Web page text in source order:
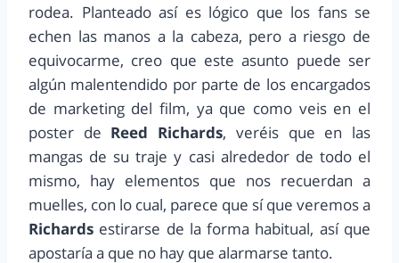
rodea. Planteado así es lógico que los fans se
echen las manos a la cabeza, pero a riesgo de
equivocarme, creo que este asunto puede ser
algún malentendido por parte de los encargados
de marketing del film, ya que como veis en el
poster de Reed Richards, veréis que en las
mangas de su traje y casi alrededor de todo el
mismo, hay elementos que nos recuerdan a
muelles, con lo cual, parece que sí que veremos a
Richards estirarse de la forma habitual, así que
apostaría a que no hay que alarmarse tanto.